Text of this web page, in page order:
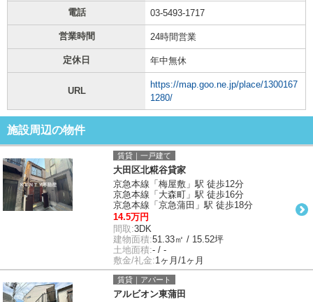
電話 03-5493-1717
営業時間 24時間営業
定休日 年中無休
URL
https://map.goo.ne.jp/place/1300167
1280/
施設周辺の物件
賃貸｜一戸建て
大田区北糀谷貸家
京急本線「梅屋敷」駅 徒歩12分
京急本線「大森町」駅 徒歩16分
京急本線「京急蒲田」駅 徒歩18分
14.5万円
間取:3DK
建物面積:51.33㎡ / 15.52坪
土地面積:- / -
敷金/礼金:1ヶ月/1ヶ月
賃貸｜アパート
アルビオン東蒲田